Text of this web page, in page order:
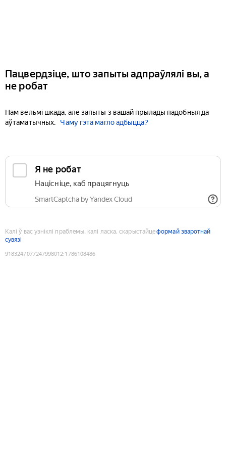
Пацвердзіце, што запыты адпраўлялі вы, а
не робат
Нам вельмі шкада, але запыты з вашай прылады падобныя да
аўтаматычных.
Чаму гэта магло адбыцца?
Я не робат
Націсніце, каб працягнуць
SmartCaptcha by Yandex Cloud
Калі ў вас узніклі праблемы, калі ласка, скарыстайцеформай зваротнай
сувязі
9183247077247998012:1786108486